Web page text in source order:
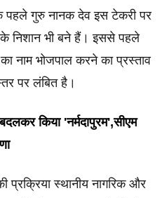
पहले गुरु नानक देव इस टेकरी पर
निशान भी बने हैं। इससे पहले
नाम भोजपाल करने का प्रस्ताव
पर लंबित है।
किया 'नर्मदापुरम',सीएम
प्रक्रिया स्थानीय नागरिक और